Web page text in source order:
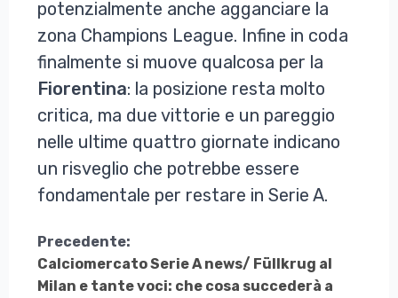
potenzialmente anche agganciare la
zona Champions League. Infine in coda
finalmente si muove qualcosa per la
Fiorentina: la posizione resta molto
critica, ma due vittorie e un pareggio
nelle ultime quattro giornate indicano
un risveglio che potrebbe essere
fondamentale per restare in Serie A.
Continua
a
Precedente:
Calciomercato Serie A news/ Füllkrug al
Milan e tante voci: che cosa succederà a